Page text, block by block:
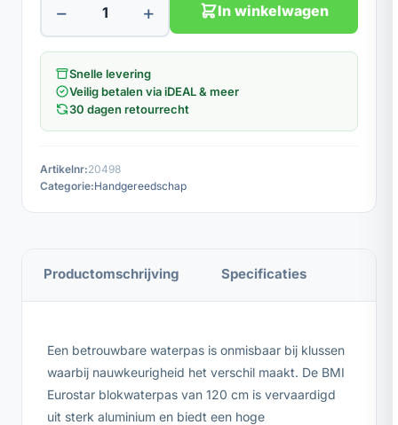
− + In winkelwagen
Snelle levering
Veilig betalen via iDEAL & meer
30 dagen retourrecht
Artikelnr:20498
Categorie:Handgereedschap
Productomschrijving Specificaties
Een betrouwbare waterpas is onmisbaar bij klussen
waarbij nauwkeurigheid het verschil maakt. De BMI
Eurostar blokwaterpas van 120 cm is vervaardigd
uit sterk aluminium en biedt een hoge